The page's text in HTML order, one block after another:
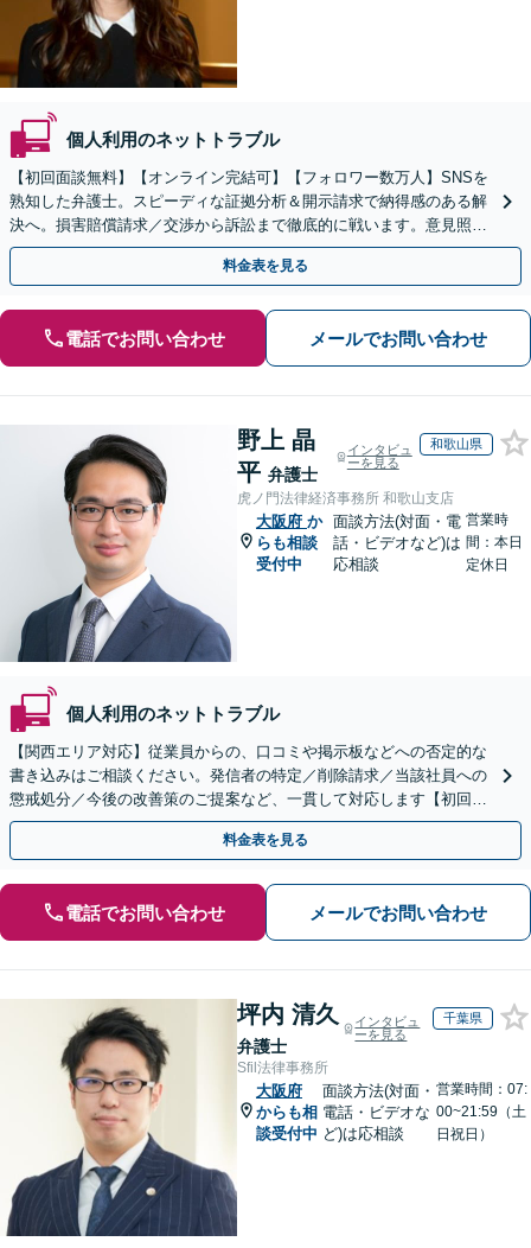
個人利用のネットトラブル
【初回面談無料】【オンライン完結可】【フォロワー数万人】SNSを
熟知した弁護士。スピーディな証拠分析＆開示請求で納得感のある解
決へ。損害賠償請求／交渉から訴訟まで徹底的に戦います。意見照会
書が届いた方もご相談ください【休日対応】
料金表を見る
電話でお問い合わせ メールでお問い合わせ
野上 晶
平 弁護士
インタビュ
ーを見る
和歌山県
虎ノ門法律経済事務所 和歌山支店
大阪府 か
らも相談
受付中
面談方法(対面・電
話・ビデオなど)は
応相談
営業時
間：本日
定休日
個人利用のネットトラブル
【関西エリア対応】従業員からの、口コミや掲示板などへの否定的な
書き込みはご相談ください。発信者の特定／削除請求／当該社員への
懲戒処分／今後の改善策のご提案など、一貫して対応します【初回相
談30分無料】書き込みを行わせない職場環境整備にも注力
料金表を見る
電話でお問い合わせ メールでお問い合わせ
坪内 清久
弁護士
インタビュ
ーを見る
千葉県
Sfil法律事務所
大阪府
からも相
談受付中
面談方法(対面・
電話・ビデオな
ど)は応相談
営業時間：07:
00~21:59（土
日祝日）